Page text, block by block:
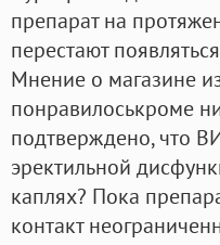
препарат на
перестают
Мнение о магазине
понравилоськроме
подтверждено, что
эректильной
каплях? Пока
контакт